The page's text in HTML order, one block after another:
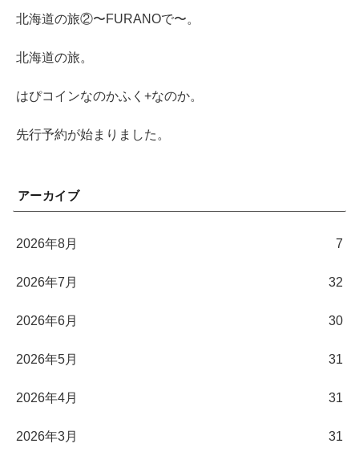
北海道の旅②〜FURANOで〜。
北海道の旅。
はぴコインなのかふく+なのか。
先行予約が始まりました。
アーカイブ
2026年8月 7
2026年7月 32
2026年6月 30
2026年5月 31
2026年4月 31
2026年3月 31